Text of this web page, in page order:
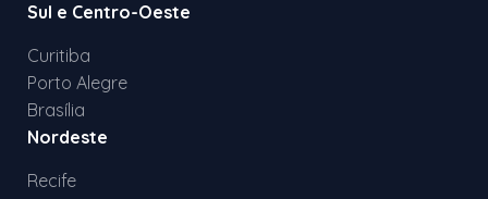
Sul e Centro-Oeste
Curitiba
Porto Alegre
Brasília
Nordeste
Recife